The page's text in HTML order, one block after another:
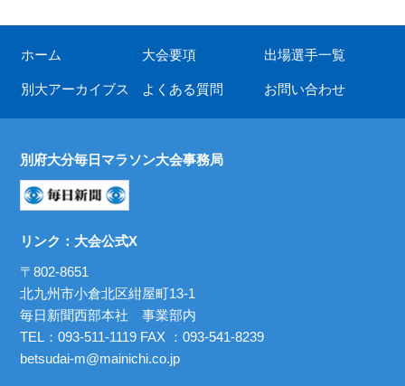
ホーム 大会要項 出場選手一覧
別大アーカイブス よくある質問 お問い合わせ
別府大分毎日マラソン大会事務局
リンク： 大会公式X
〒802-8651
北九州市小倉北区紺屋町13-1
毎日新聞西部本社 事業部内
TEL：093-511-1119 FAX ：093-541-8239
betsudai-m@mainichi.co.jp